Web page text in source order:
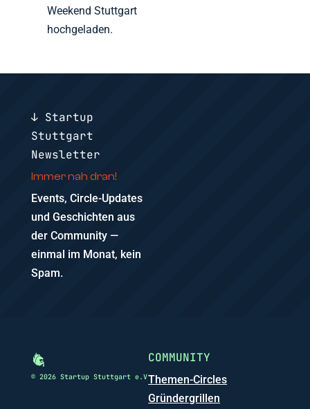
Weekend Stuttgart
hochgeladen.
↓ Startup
Stuttgart
Newsletter
Immer nah dran!
Events, Circle-Updates
und Geschichten aus
der Community —
einmal im Monat, kein
Spam.
© 2026 Startup Stuttgart e.V
COMMUNITY
Themen-Circles
Gründergrillen